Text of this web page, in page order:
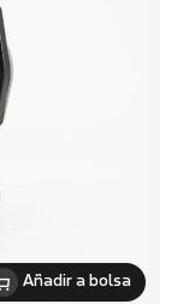
Añadir a bolsa